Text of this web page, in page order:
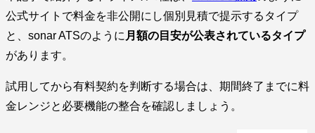
公式サイトで料金を非公開にし個別見積で提示するタイプ
と、sonar ATSのように 月額の目安が公表されているタイプ
があります。
試用してから有料契約を判断する場合は、期間終了までに料
金レンジと必要機能の整合を確認しましょう。